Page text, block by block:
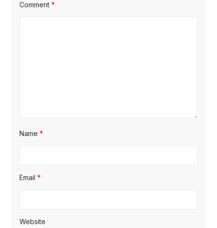
Comment *
Name *
Email *
Website